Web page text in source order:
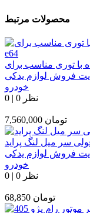
محصولات مرتبط
فروش لوازم یدکی
خودرو
0 | 0 نظر
7,560,000 تومان
سر میل لنگ پراید
فروش لوازم یدکی
خودرو
0 | 0 نظر
68,850 تومان